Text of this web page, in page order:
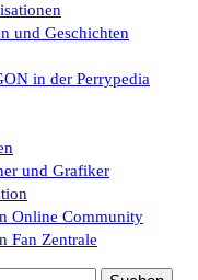
und Geschichten
in der Perrypedia
und Grafiker
Online Community
Fan Zentrale